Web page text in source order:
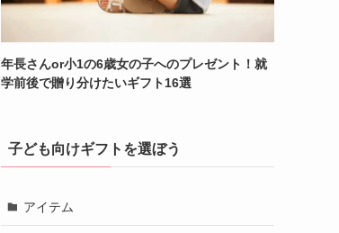
年長さんor小1の6歳女の子へのプレゼント！就
学前後で贈り分けたいギフト16選
子ども向けギフトを選ぼう
アイテム